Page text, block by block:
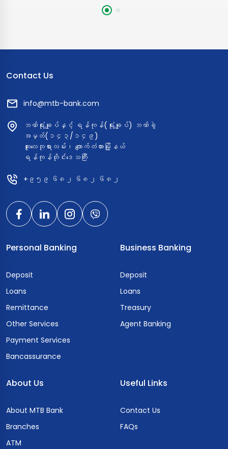
အလွယ်တကူ ငွေပေးချေမှုများ ပြုလုပ်နိုင်ပြီး၊ အွန်လိုင်းစျေးဝယ်
Contact Us
info@mtb-bank.com
ဘဏ်ရုံးချုပ်နှင့် ရန်ကုန်(ရုံးချုပ်) ဘဏ်ခွဲ
အမှတ်(၁၄၃/၁၄၉)
ဆူးလေဘုရားလမ်း၊ ကျောက်တံတားမြို့နယ်
ရန်ကုန်တိုင်းဒေသကြီး
+၉၅၉ ၆၈၂ ၆၈၂ ၆၈၂
Personal Banking
Deposit
Loans
Remittance
Other Services
Payment Services
Bancassurance
Business Banking
Deposit
Loans
Treasury
Agent Banking
About Us
About MTB Bank
Branches
ATM
Useful Links
Contact Us
FAQs